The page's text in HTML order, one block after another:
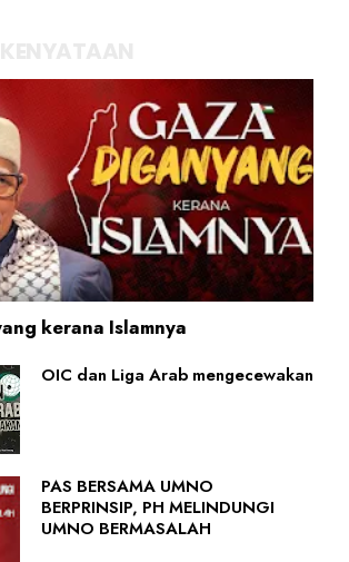
kerana Islamnya
OIC dan Liga Arab mengecewakan
PAS BERSAMA UMNO
BERPRINSIP, PH MELINDUNGI
UMNO BERMASALAH